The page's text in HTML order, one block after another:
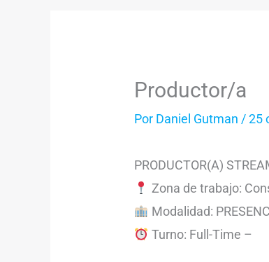
Productor/a
Por Daniel Gutman /25
PRODUCTOR(A)
Zona de trabajo:
Modalidad:
Turno: Full-Time –